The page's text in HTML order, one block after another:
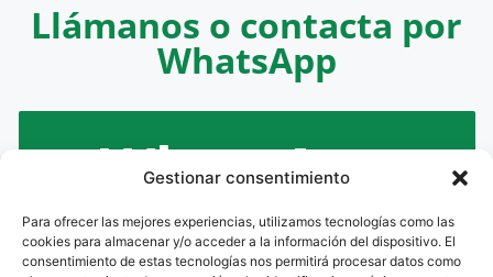
Gestionar consentimiento
Para ofrecer las mejores experiencias, utilizamos tecnologías como las
cookies para almacenar y/o acceder a la información del dispositivo. El
consentimiento de estas tecnologías nos permitirá procesar datos como
Llámanos o contacta por
WhatsApp
WhatsApp
630 847 206